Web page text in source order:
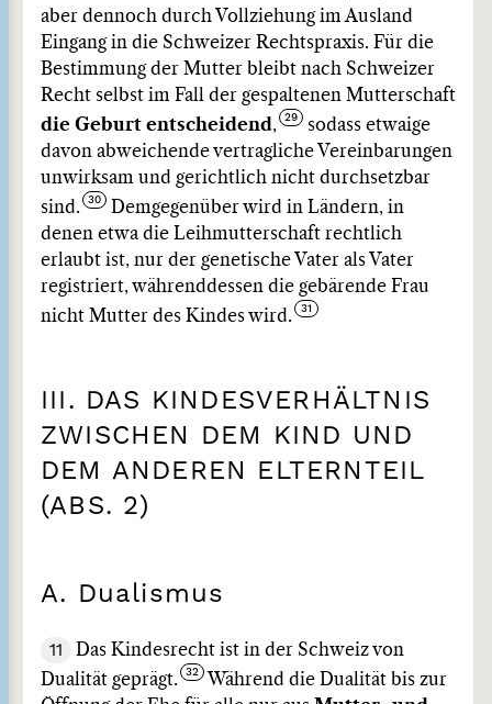
aber dennoch durch Vollziehung im Ausland
Eingang in die Schweizer Rechtspraxis. Für die
Bestimmung der Mutter bleibt nach Schweizer
Recht selbst im Fall der gespaltenen Mutterschaft
die Geburt entscheidend,
sodass etwaige
davon abweichende vertragliche Vereinbarungen
unwirksam und gerichtlich nicht durchsetzbar
sind.
Demgegenüber wird in Ländern, in
denen etwa die Leihmutterschaft rechtlich
erlaubt ist, nur der genetische Vater als Vater
registriert, währenddessen die gebärende Frau
nicht Mutter des Kindes wird.
III. DAS KINDESVERHÄLTNIS
ZWISCHEN DEM KIND UND
DEM ANDEREN ELTERNTEIL
(ABS. 2)
A. Dualismus
11
Das Kindesrecht ist in der Schweiz von
Dualität geprägt.
Während die Dualität bis zur